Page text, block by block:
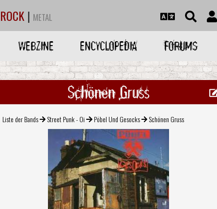
ROCK | METAL
WEBZINE ENCYCLOPEDIA FORUMS
Schönen Gruss
Liste der Bands Street Punk - Oi Pöbel Und Gesocks Schönen Gruss